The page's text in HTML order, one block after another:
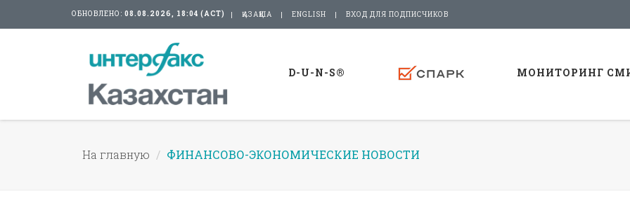
ОБНОВЛЕНО: 08.08.2026, 18:04 (АСТ) ҚАЗАҚША ENGLISH ВХОД ДЛЯ ПОДПИСЧИКОВ
D-U-N-S® МОНИТОРИНГ
На главную ФИНАНСОВО-ЭКОНОМИЧЕСКИЕ НОВОСТИ